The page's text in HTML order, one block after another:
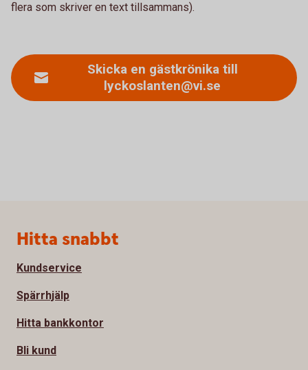
flera som skriver en text tillsammans).
Skicka en gästkrönika till
lyckoslanten@vi.se
Sidfot
Hitta snabbt
Kundservice
Spärrhjälp
Hitta bankkontor
Bli kund